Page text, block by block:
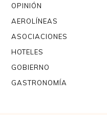
OPINIÓN
AEROLÍNEAS
ASOCIACIONES
HOTELES
GOBIERNO
GASTRONOMÍA